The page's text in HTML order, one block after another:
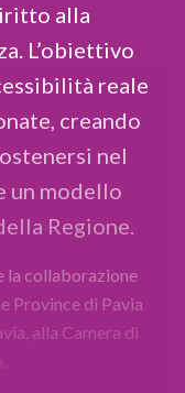
alla
L’obiettivo
reale
creando
nel
un modello
Regione.
la collaborazione
Province di Pavia
alla Camera di